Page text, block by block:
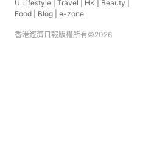
U Lifestyle Travel HK Beauty
Food
Blog e-zone
香港經濟日報版權所有©2026